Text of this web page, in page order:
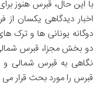
با این حال، قبرس هنوز
اخبار دیدگاهی یکسان
دوگانه یونانی ها و ترک
دو بخش مجزا، قبرس
نگاهی به قبرس شمالی
قبرس را مورد بحث قرار